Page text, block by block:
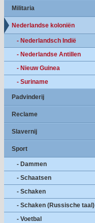
Militaria
Nederlandse koloniën
- Nederlandsch Indië
- Nederlandse Antillen
- Nieuw Guinea
- Suriname
Padvinderij
Reclame
Slavernij
Sport
- Dammen
- Schaatsen
- Schaken
- Schaken (Russische taal)
- Voetbal